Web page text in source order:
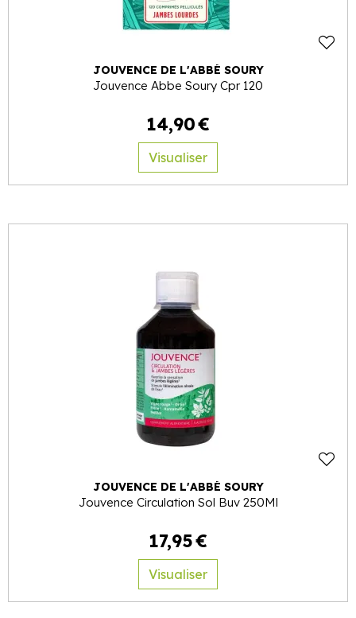
JOUVENCE DE L'ABBÉ SOURY
Jouvence Abbe Soury Cpr 120
14,90€
Visualiser
JOUVENCE DE L'ABBÉ SOURY
Jouvence Circulation Sol Buv 250Ml
17,95€
Visualiser